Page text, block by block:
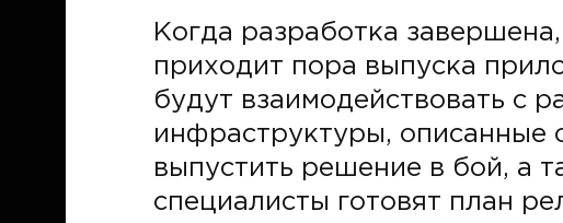
Когда разработка
приходит пора выпуска
будут взаимодействовать с
инфраструктуры, описанные
выпустить решение в бой, а
специалисты готовят план